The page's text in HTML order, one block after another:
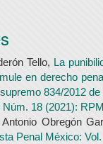
Tello, La
en derecho
834/2012
18 (2021): RPM
Obregón
Penal México: